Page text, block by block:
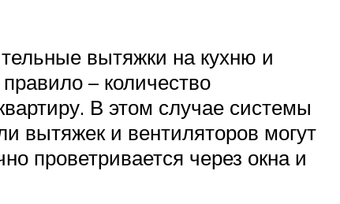
вытяжки на кухню и
– количество
В этом случае системы
вытяжек и вентиляторов могут
проветривается через окна и